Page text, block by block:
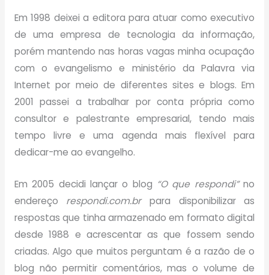
Em 1998 deixei a editora para atuar como executivo
de uma empresa de tecnologia da informação,
porém mantendo nas horas vagas minha ocupação
com o evangelismo e ministério da Palavra via
Internet por meio de diferentes sites e blogs. Em
2001 passei a trabalhar por conta própria como
consultor e palestrante empresarial, tendo mais
tempo livre e uma agenda mais flexível para
dedicar-me ao evangelho.
Em 2005 decidi lançar o blog “O que respondi”no
endereço respondi.com.brpara disponibilizar as
respostas que tinha armazenado em formato digital
desde 1988 e acrescentar as que fossem sendo
criadas. Algo que muitos perguntam é a razão de o
blog não permitir comentários, mas o volume de